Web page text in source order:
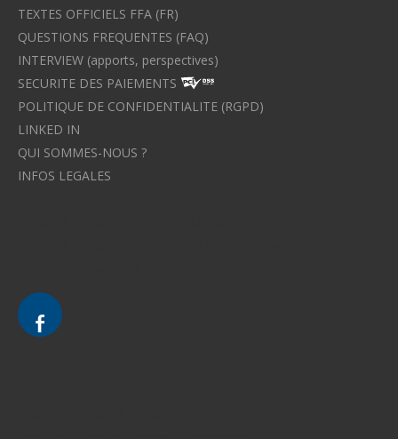
TEXTES OFFICIELS FFA (FR)
QUESTIONS FREQUENTES (FAQ)
INTERVIEW (apports, perspectives)
SECURITE DES PAIEMENTS
POLITIQUE DE CONFIDENTIALITE (RGPD)
LINKED IN
QUI SOMMES-NOUS ?
INFOS LEGALES